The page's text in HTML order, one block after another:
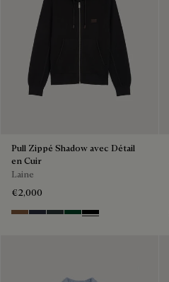
Pull Zippé Shadow avec Détail
en Cuir
Laine
€2,000
Toffee Camel
NavyMidnight Grey
Fir Green
Noir